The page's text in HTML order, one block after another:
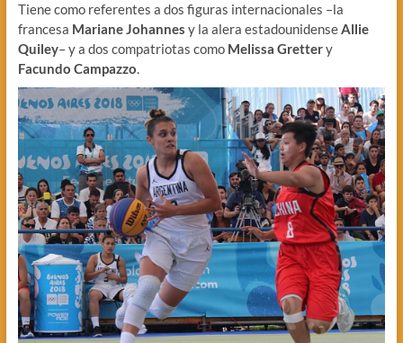
Tiene como referentes a dos figuras internacionales –la
francesa Mariane Johannes y la alera estadounidenseAllie
Quiley– y a dos compatriotas como Melissa Grettery
Facundo Campazzo.